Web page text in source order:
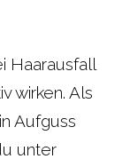
Haarausfall
wirken. Als
Aufguss
unter